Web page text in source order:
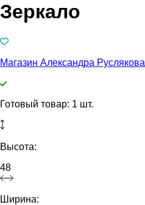
Зеркало
Магазин Александра Руслякова
Готовый товар: 1 шт.
Высота:
48
Ширина: